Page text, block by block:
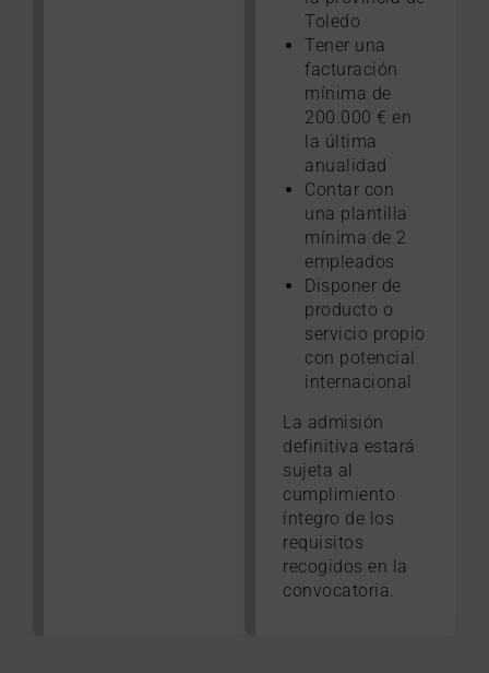
Toledo
Tener una
facturación
mínima de
200.000 € en
la última
anualidad
Contar con
una plantilla
mínima de 2
empleados
Disponer de
producto o
servicio propio
con potencial
internacional
La admisión
definitiva estará
sujeta al
cumplimiento
íntegro de los
requisitos
recogidos en la
convocatoria.